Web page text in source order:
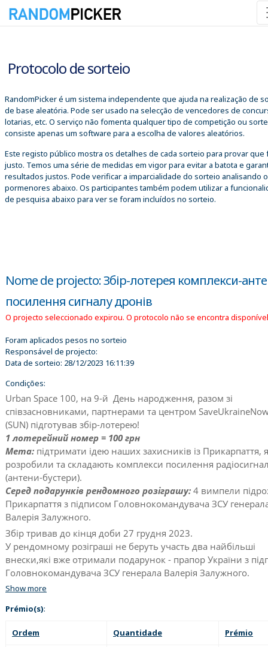
Protocolo de sorteio
RandomPicker é um sistema independente que ajuda na realização de
de base aleatória. Pode ser usado na selecção de vencedores de
lotarias, etc. O serviço não fomenta qualquer tipo de competição ou
consiste apenas um software para a escolha de valores aleatórios.
Este registo público mostra os detalhes de cada sorteio para provar que
justo. Temos uma série de medidas em vigor para evitar a batota e
resultados justos. Pode verificar a imparcialidade do sorteio analisando
pormenores abaixo. Os participantes também podem utilizar a
de pesquisa abaixo para ver se foram incluídos no sorteio.
Nome de projecto: Збір-лотерея комплекси-
посилення сигналу дронів
O projecto seleccionado expirou. O protocolo não se encontra
Foram aplicados pesos no sorteio
Responsável de projecto:
Data de sorteio: 28/12/2023 16:11:39
Condições:
Urban Space 100, на 9-й День народження, разом зі
співзасновниками, партнерами та центром
(SUN) підготував збір-лотерею!
1 лотерейний номер = 100 грн
Мета: підтримати ідею наших захисників із Прикарпаття,
розробили та складають комплекси посилення
(антени-бустери).
Серед подарунків рендомного розіграшу: 4 вимпели
Прикарпаття з підписом Головнокомандувача ЗСУ
Валерія Залужного.
Збір тривав до кінця доби 27 грудня 2023.
У рендомному розіграші не беруть участь два найбільші
внески,які вже отримали подарунок - прапор України з
Головнокомандувача ЗСУ генерала Валерія Залужного.
Show more
Prémio(s):
Ordem Quantidade
Prémio